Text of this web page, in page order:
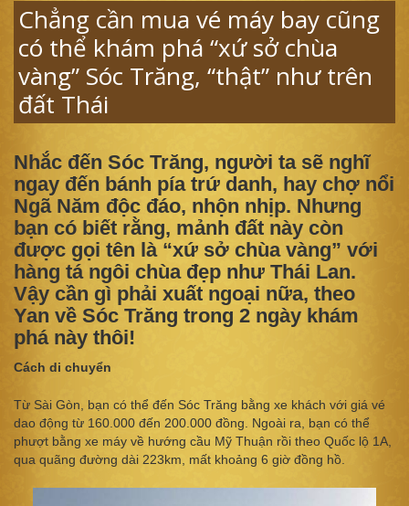
Chẳng cần mua vé máy bay cũng
có thể khám phá “xứ sở chùa
vàng” Sóc Trăng, “thật” như trên
đất Thái
Nhắc đến Sóc Trăng, người ta sẽ nghĩ
ngay đến bánh pía trứ danh, hay chợ nổi
Ngã Năm độc đáo, nhộn nhịp. Nhưng
bạn có biết rằng, mảnh đất này còn
được gọi tên là “xứ sở chùa vàng” với
hàng tá ngôi chùa đẹp như Thái Lan.
Vậy cần gì phải xuất ngoại nữa, theo
Yan về Sóc Trăng trong 2 ngày khám
phá này thôi!
Cách di chuyển
Từ Sài Gòn, bạn có thể đến Sóc Trăng bằng xe khách với giá vé
dao động từ 160.000 đến 200.000 đồng. Ngoài ra, bạn có thể
phượt bằng xe máy về hướng cầu Mỹ Thuận rồi theo Quốc lộ 1A,
qua quãng đường dài 223km, mất khoảng 6 giờ đồng hồ.